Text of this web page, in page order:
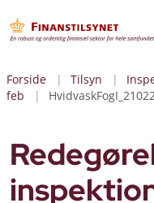
Forside Tilsyn
feb